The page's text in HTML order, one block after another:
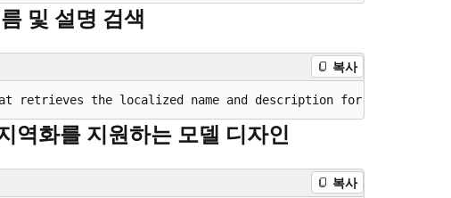
및 설명 검색
복사
역화를 지원하는 모델 디자인
복사